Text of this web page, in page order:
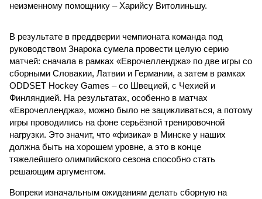
неизменному помощнику – Харийсу Витолиньшу.
В результате в преддверии чемпионата команда под
руководством Знарока сумела провести целую серию
матчей: сначала в рамках «Еврочелленджа» по две игры со
сборными Словакии, Латвии и Германии, а затем в рамках
ODDSET Hockey Games – со Швецией, с Чехией и
Финляндией. На результатах, особенно в матчах
«Еврочелленджа», можно было не зацикливаться, а потому
игры проводились на фоне серьёзной тренировочной
нагрузки. Это значит, что «физика» в Минске у наших
должна быть на хорошем уровне, а это в конце
тяжелейшего олимпийского сезона способно стать
решающим аргументом.
Вопреки изначальным ожиданиям делать сборную на